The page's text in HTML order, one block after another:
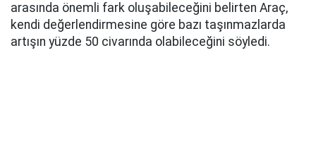
arasında önemli fark oluşabileceğini belirten Araç,
kendi değerlendirmesine göre bazı taşınmazlarda
artışın yüzde 50 civarında olabileceğini söyledi.